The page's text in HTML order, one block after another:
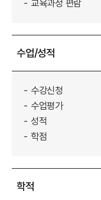
교육과정 편람
수업/성적
수강신청
수업평가
성적
학점
학적